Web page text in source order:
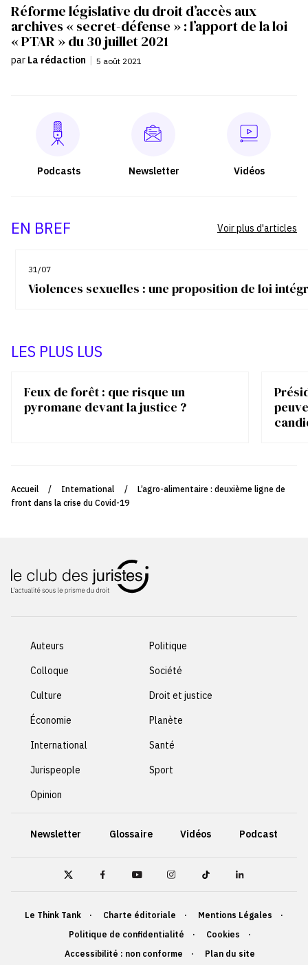
Réforme législative du droit d’accès aux
archives « secret-défense » : l’apport de la loi
« PTAR » du 30 juillet 2021
par La rédaction | 5 août 2021
Podcasts Newsletter Vidéos
EN BREF
31/07
Violences sexuelles : une proposition de loi
Voir plus d'articles
LES PLUS LUS
Feux de forêt : que risque un
pyromane devant la justice ?
Accueil / International /
L’agro-alimentaire : deuxième ligne de
front dans la crise du Covid-19
Auteurs
Colloque
Culture
Économie
International
Jurispeople
Opinion
Politique
Société
Droit et justice
Planète
Santé
Sport
Newsletter Glossaire Vidéos Podcast
Le Think Tank Charte éditoriale
Mentions Légales
Politique de confidentialité
Cookies
Accessibilité : non conforme
Plan du site